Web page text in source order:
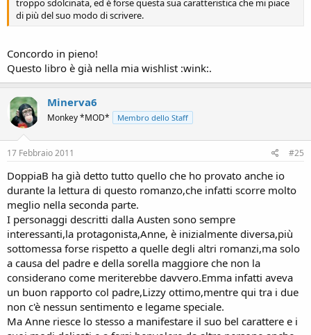
troppo sdolcinata, ed è forse questa sua caratteristica che mi piace
di più del suo modo di scrivere.
Concordo in pieno!
Questo libro è già nella mia wishlist :wink:.
Minerva6
Monkey *MOD* Membro dello Staff
17 Febbraio 2011 #25
DoppiaB ha già detto tutto quello che ho provato anche io
durante la lettura di questo romanzo,che infatti scorre molto
meglio nella seconda parte.
I personaggi descritti dalla Austen sono sempre
interessanti,la protagonista,Anne, è inizialmente diversa,più
sottomessa forse rispetto a quelle degli altri romanzi,ma solo
a causa del padre e della sorella maggiore che non la
considerano come meriterebbe davvero.Emma infatti aveva
un buon rapporto col padre,Lizzy ottimo,mentre qui tra i due
non c'è nessun sentimento e legame speciale.
Ma Anne riesce lo stesso a manifestare il suo bel carattere e i